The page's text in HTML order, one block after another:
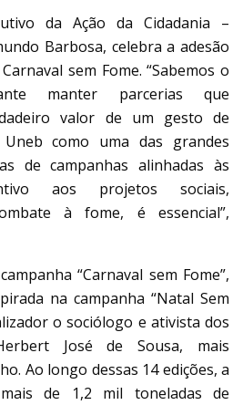
da Ação da Cidadania –
Barbosa, celebra a adesão
sem Fome. “Sabemos o
manter parcerias que
valor de um gesto de
como uma das grandes
de campanhas alinhadas às
aos projetos sociais,
à fome, é essencial”,
“Carnaval sem Fome”,
na campanha “Natal Sem
o sociólogo e ativista dos
José de Sousa, mais
Ao longo dessas 14 edições, a
de 1,2 mil toneladas de